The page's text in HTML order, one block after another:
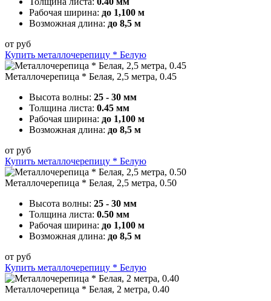
Рабочая ширина: до 1,100 м
Возможная длина: до 8,5 м
от руб
Купить металлочерепицу * Белую
Металлочерепица * Белая, 2,5 метра, 0.45
Высота волны: 25 - 30 мм
Толщина листа: 0.45 мм
Рабочая ширина: до 1,100 м
Возможная длина: до 8,5 м
от руб
Купить металлочерепицу * Белую
Металлочерепица * Белая, 2,5 метра, 0.50
Высота волны: 25 - 30 мм
Толщина листа: 0.50 мм
Рабочая ширина: до 1,100 м
Возможная длина: до 8,5 м
от руб
Купить металлочерепицу * Белую
Металлочерепица * Белая, 2 метра, 0.40